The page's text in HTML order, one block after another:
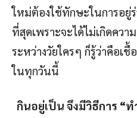
ใหม่ต้องใช้ทักษะในการอยู่
ที่สุดเพราะจะได้ไม่เกิดควา
ระหว่างวัยใครๆ ก็รู้ว่าคือเ
ในทุกวันนี้
กินอยู่เป็น จึงมีวิธีการ “